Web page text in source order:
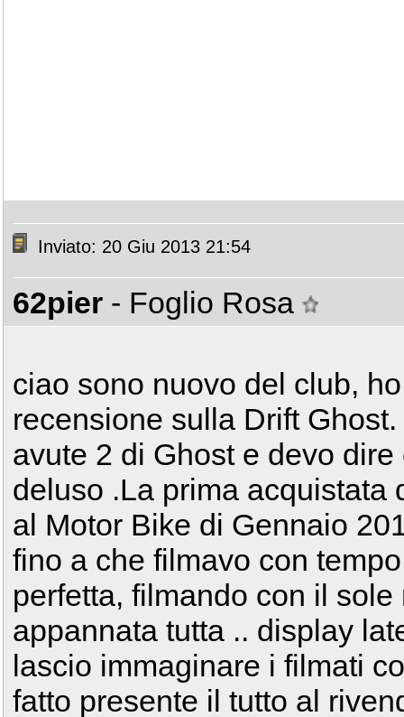
Inviato: 20 Giu 2013 21:54
62pier - Foglio Rosa
ciao sono nuovo del club,
recensione sulla Drift
avute 2 di Ghost e devo
deluso .La prima acquistata
al Motor Bike di Gennaio
fino a che filmavo con
perfetta, filmando con il
appannata tutta .. display
lascio immaginare i filmati
fatto presente il tutto al